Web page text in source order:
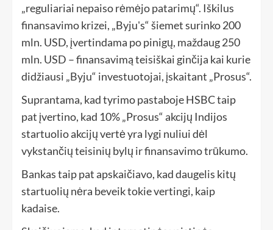
„reguliariai nepaiso rėmėjo patarimų“. Iškilus
finansavimo krizei, „Byju's“ šiemet surinko 200
mln. USD, įvertindama po pinigų, maždaug 250
mln. USD – finansavimą teisiškai ginčija kai kurie
didžiausi „Byju“ investuotojai, įskaitant „Prosus“.
Suprantama, kad tyrimo pastaboje HSBC taip
pat įvertino, kad 10% „Prosus“ akcijų Indijos
startuolio akcijų vertė yra lygi nuliui dėl
vykstančių teisinių bylų ir finansavimo trūkumo.
Bankas taip pat apskaičiavo, kad daugelis kitų
startuolių nėra beveik tokie vertingi, kaip
kadaise.